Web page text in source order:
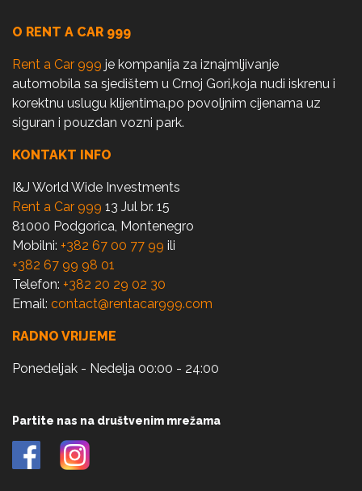
O RENT A CAR 999
Rent a Car 999 je kompanija za iznajmljivanje
automobila sa sjedištem u Crnoj Gori,koja nudi iskrenu i
korektnu uslugu klijentima,po povoljnim cijenama uz
siguran i pouzdan vozni park.
KONTAKT INFO
I&J World Wide Investments
Rent a Car 999 13 Jul br. 15
81000 Podgorica, Montenegro
Mobilni: +382 67 00 77 99 ili
+382 67 99 98 01
Telefon: +382 20 29 02 30
Email: contact@rentacar999.com
RADNO VRIJEME
Ponedeljak - Nedelja 00:00 - 24:00
Partite nas na društvenim mrežama